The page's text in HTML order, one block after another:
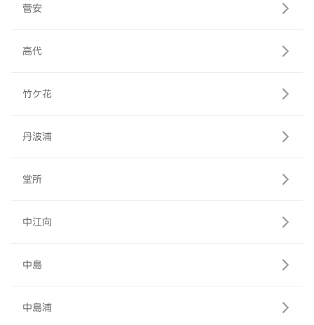
菅安
高代
竹ケ花
丹波浦
堂所
中江向
中島
中島浦